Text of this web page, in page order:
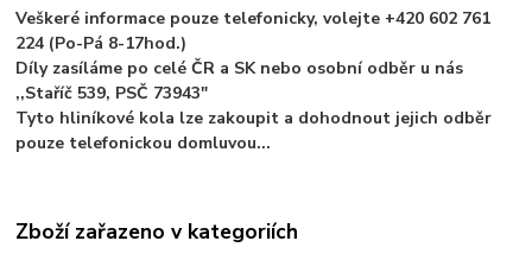
Veškeré informace pouze telefonicky, volejte +420 602 761
224 (Po-Pá 8-17hod.)
Díly zasíláme po celé ČR a SK nebo osobní odběr u nás
,,Staříč 539, PSČ 73943"
Tyto hliníkové kola lze zakoupit a dohodnout jejich odběr
pouze telefonickou domluvou...
Zboží zařazeno v kategoriích